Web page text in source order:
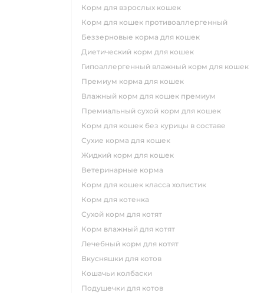
корм для взрослых кошек
корм для кошек противоаллергенный
беззерновые корма для кошек
диетический корм для кошек
гипоаллергенный влажный корм для кошек
премиум корма для кошек
влажный корм для кошек премиум
премиальный сухой корм для кошек
корм для кошек без курицы в составе
сухие корма для кошек
жидкий корм для кошек
ветеринарные корма
корм для кошек класса холистик
корм для котенка
сухой корм для котят
корм влажный для котят
лечебный корм для котят
вкусняшки для котов
кошачьи колбаски
подушечки для котов